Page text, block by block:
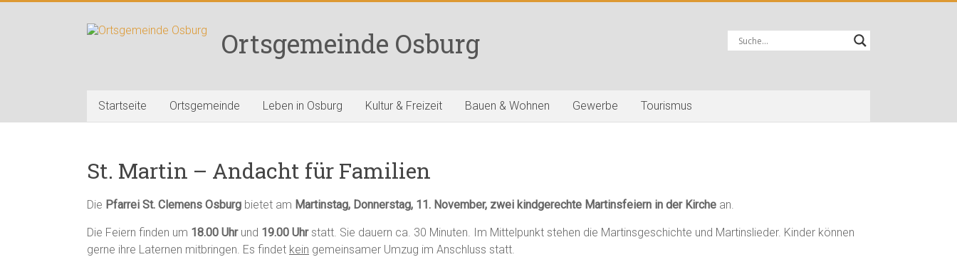
Ortsgemeinde Osburg
Startseite Ortsgemeinde Leben in Osburg Kultur & Freizeit Bauen & Wohnen Gewerbe Tourismus
St. Martin – Andacht für Familien
Die Pfarrei St. Clemens Osburg bietet am Martinstag, Donnerstag, 11. November, zwei kindgerechte Martinsfeiern in der Kirche an.
Die Feiern finden um 18.00 Uhrund 19.00 Uhrstatt. Sie dauern ca. 30 Minuten. Im Mittelpunkt stehen die Martinsgeschichte und Martinslieder. Kinder können
gerne ihre Laternen mitbringen. Es findet kein gemeinsamer Umzug im Anschluss statt.